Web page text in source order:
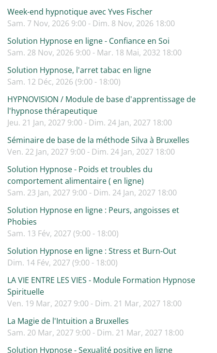
Week-end hypnotique avec Yves Fischer
Sam. 7 Nov, 2026 9:00 - Dim. 8 Nov, 2026 18:00
Solution Hypnose en ligne - Confiance en Soi
Sam. 28 Nov, 2026 9:00 - Mar. 18 Mai, 2032 18:00
Solution Hypnose, l'arret tabac en ligne
Sam. 12 Déc, 2026 (9:00 - 18:00)
HYPNOVISION / Module de base d'apprentissage de
l'hypnose thérapeutique
Jeu. 21 Jan, 2027 9:00 - Dim. 24 Jan, 2027 18:00
Séminaire de base de la méthode Silva à Bruxelles
Ven. 22 Jan, 2027 9:00 - Dim. 24 Jan, 2027 18:00
Solution Hypnose - Poids et troubles du
comportement alimentaire ( en ligne)
Sam. 23 Jan, 2027 9:00 - Dim. 24 Jan, 2027 18:00
Solution Hypnose en ligne : Peurs, angoisses et
Phobies
Sam. 13 Fév, 2027 (9:00 - 18:00)
Solution Hypnose en ligne : Stress et Burn-Out
Dim. 14 Fév, 2027 (9:00 - 18:00)
LA VIE ENTRE LES VIES - Module Formation Hypnose
Spirituelle
Ven. 19 Mar, 2027 9:00 - Dim. 21 Mar, 2027 18:00
La Magie de l'Intuition a Bruxelles
Sam. 20 Mar, 2027 9:00 - Dim. 21 Mar, 2027 18:00
Solution Hypnose - Sexualité positive en ligne